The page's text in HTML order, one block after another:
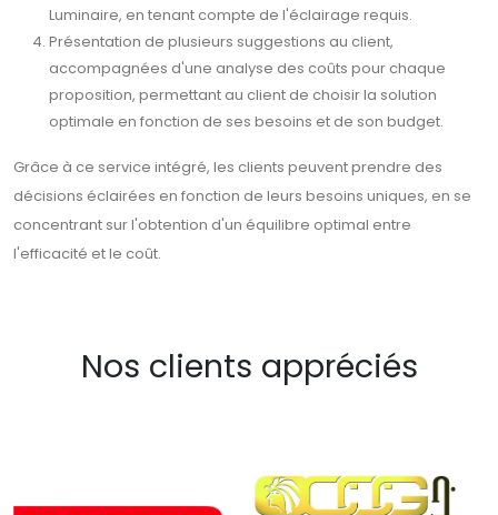
Luminaire, en tenant compte de l'éclairage requis.
Présentation de plusieurs suggestions au client,
accompagnées d'une analyse des coûts pour chaque
proposition, permettant au client de choisir la solution
optimale en fonction de ses besoins et de son budget.
Grâce à ce service intégré, les clients peuvent prendre des
décisions éclairées en fonction de leurs besoins uniques, en se
concentrant sur l'obtention d'un équilibre optimal entre
l'efficacité et le coût.
Nos clients appréciés